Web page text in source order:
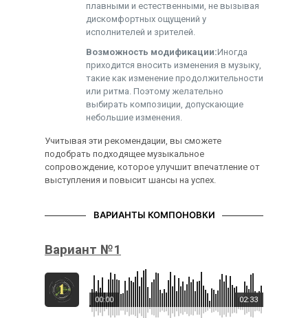
плавными и естественными, не вызывая
дискомфортных ощущений у
исполнителей и зрителей.
Возможность модификации:Иногда
приходится вносить изменения в музыку,
такие как изменение продолжительности
или ритма. Поэтому желательно
выбирать композиции, допускающие
небольшие изменения.
Учитывая эти рекомендации, вы сможете
подобрать подходящее музыкальное
сопровождение, которое улучшит впечатление от
выступления и повысит шансы на успех.
ВАРИАНТЫ КОМПОНОВКИ
Вариант №1
02:33
00:00